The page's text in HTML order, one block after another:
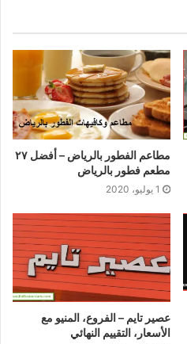
مطاعم الفطور بالرياض – أفضل ٢٧
مطعم فطور بالرياض
1 يوليو، 2020
عصير تايم – الفروع، المنيو مع
الأسعار، التقييم النهائي